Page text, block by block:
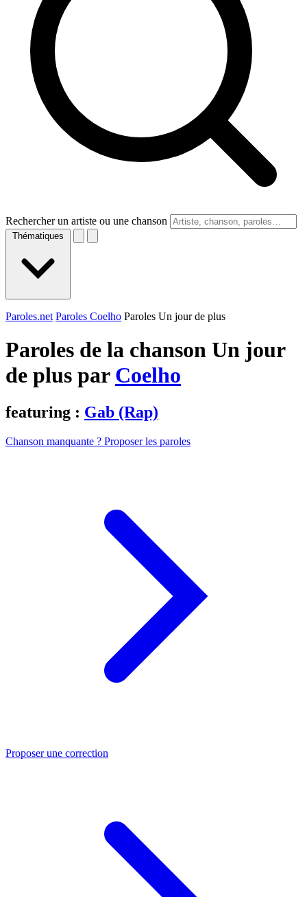
Rechercher un artiste ou une chanson
Thématiques
Paroles.net Paroles Coelho Paroles Un jour de plus
Paroles de la chanson Un jour
de plus par Coelho
featuring : Gab (Rap)
Chanson manquante ? Proposer les paroles
Proposer une correction